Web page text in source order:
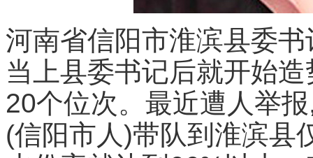
河南省信阳市淮滨县委
当上县委书记后就开始
20个位次。最近遭人举
(信阳市人)带队到淮滨县